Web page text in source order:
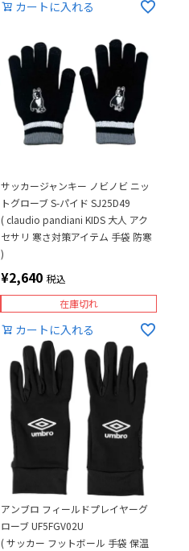
カートに入れる
サッカージャンキー ノビノビ ニッ
トグローブ S-パイド SJ25D49
( claudio pandiani KIDS 大人 アク
セサリ 寒さ対策アイテム 手袋 防寒
)
¥2,640 税込
在庫切れ
カートに入れる
アンブロ フィールドプレイヤーグ
ローブ UF5FGV02U
( サッカー フットボール 手袋 保温